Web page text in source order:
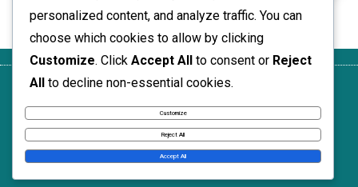
Uvjeti
korištenja
Naša
priča
Kontaktirajte
nas
Politika
kolačića
privatnost
News Express © 2026. All Rights Reserved.
personalized content, and analyze traffic. You can
choose which cookies to allow by clicking
Customize. Click Accept All to consent or Reject
All to decline non-essential cookies.
Customize
Reject All
Accept All